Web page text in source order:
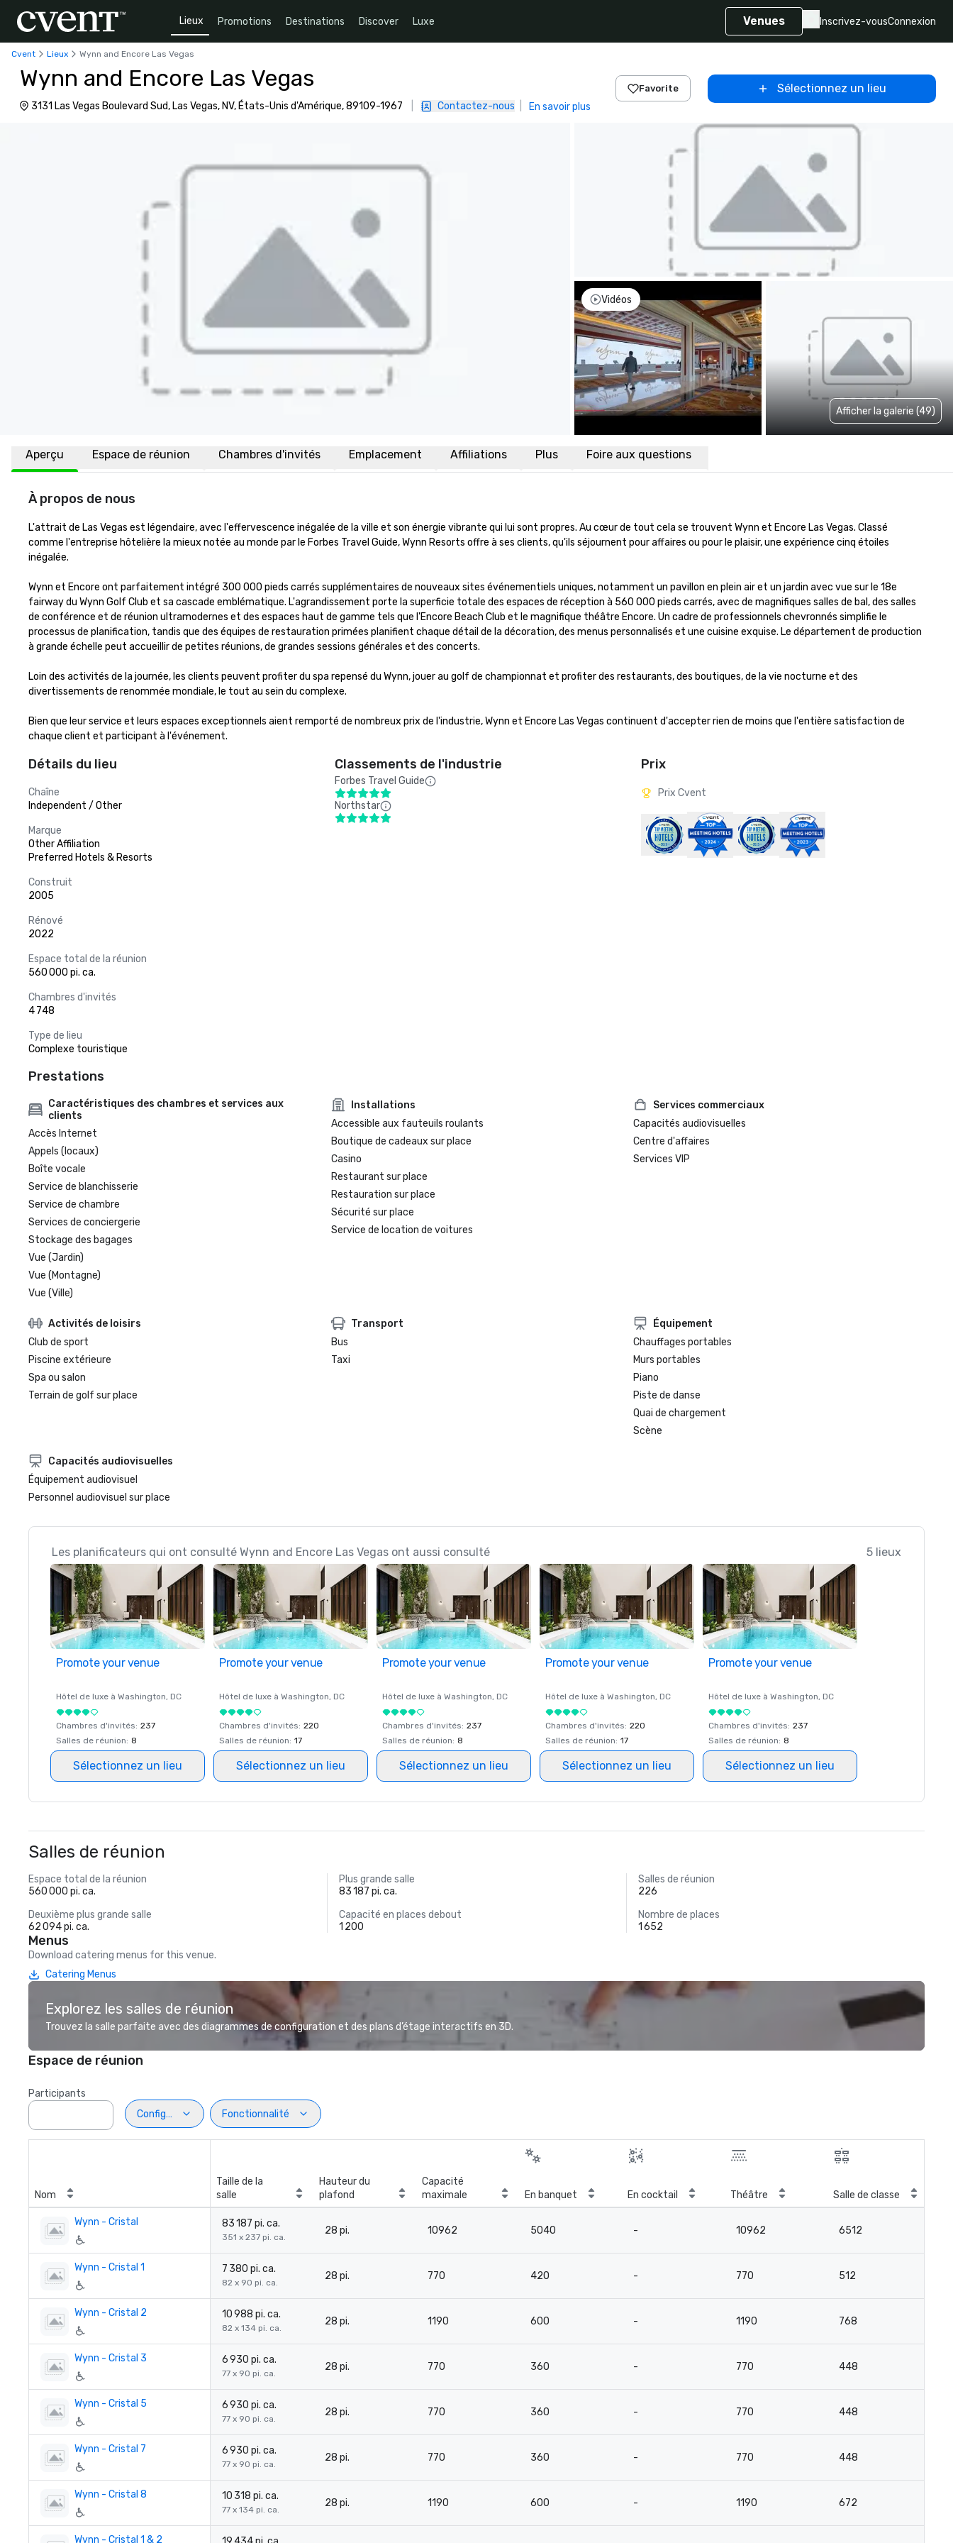
Lieux Promotions Destinations Discover Luxe Venues Inscrivez-vousConnexion
Cvent Lieux Wynn and Encore Las Vegas
Wynn and Encore Las Vegas
3131 Las Vegas Boulevard Sud, Las Vegas, NV, États-Unis d'Amérique, 89109-1967 Contactez-nous En savoir plus
Favorite Sélectionnez un lieu
Vidéos
Afficher la galerie (49)
Aperçu Espace de réunion Chambres d'invités Emplacement Affiliations Plus Foire aux questions
À propos de nous
L'attrait de Las Vegas est légendaire, avec l'effervescence inégalée de la ville et son énergie vibrante qui lui sont propres. Au cœur de tout cela se trouvent Wynn et Encore Las Vegas. Classé
comme l'entreprise hôtelière la mieux notée au monde par le Forbes Travel Guide, Wynn Resorts offre à ses clients, qu'ils séjournent pour affaires ou pour le plaisir, une expérience cinq étoiles
inégalée.
Wynn et Encore ont parfaitement intégré 300 000 pieds carrés supplémentaires de nouveaux sites événementiels uniques, notamment un pavillon en plein air et un jardin avec vue sur le 18e
fairway du Wynn Golf Club et sa cascade emblématique. L'agrandissement porte la superficie totale des espaces de réception à 560 000 pieds carrés, avec de magnifiques salles de bal, des salles
de conférence et de réunion ultramodernes et des espaces haut de gamme tels que l'Encore Beach Club et le magnifique théâtre Encore. Un cadre de professionnels chevronnés simplifie le
processus de planification, tandis que des équipes de restauration primées planifient chaque détail de la décoration, des menus personnalisés et une cuisine exquise. Le département de production
à grande échelle peut accueillir de petites réunions, de grandes sessions générales et des concerts.
Loin des activités de la journée, les clients peuvent profiter du spa repensé du Wynn, jouer au golf de championnat et profiter des restaurants, des boutiques, de la vie nocturne et des
divertissements de renommée mondiale, le tout au sein du complexe.
Bien que leur service et leurs espaces exceptionnels aient remporté de nombreux prix de l'industrie, Wynn et Encore Las Vegas continuent d'accepter rien de moins que l'entière satisfaction de
chaque client et participant à l'événement.
Détails du lieu
Chaîne
Independent / Other
Marque
Other Affiliation
Preferred Hotels & Resorts
Construit
2005
Rénové
2022
Espace total de la réunion
560 000 pi. ca.
Chambres d'invités
4 748
Type de lieu
Complexe touristique
Classements de l'industrie
Forbes Travel Guide
Northstar
Prix
Prix Cvent
Prestations
Caractéristiques des chambres et services aux
clients
Accès Internet
Appels (locaux)
Boîte vocale
Service de blanchisserie
Service de chambre
Services de conciergerie
Stockage des bagages
Vue (Jardin)
Vue (Montagne)
Vue (Ville)
Installations
Accessible aux fauteuils roulants
Boutique de cadeaux sur place
Casino
Restaurant sur place
Restauration sur place
Sécurité sur place
Service de location de voitures
Services commerciaux
Capacités audiovisuelles
Centre d'affaires
Services VIP
Activités de loisirs
Club de sport
Piscine extérieure
Spa ou salon
Terrain de golf sur place
Transport
Bus
Taxi
Équipement
Chauffages portables
Murs portables
Piano
Piste de danse
Quai de chargement
Scène
Capacités audiovisuelles
Équipement audiovisuel
Personnel audiovisuel sur place
Les planificateurs qui ont consulté Wynn and Encore Las Vegas ont aussi consulté 5 lieux
Promote your venue
Hôtel de luxe à Washington, DC
Chambres d'invités: 237
Salles de réunion: 8
Sélectionnez un lieu
Promote your venue
Hôtel de luxe à Washington, DC
Chambres d'invités: 220
Salles de réunion: 17
Sélectionnez un lieu
Promote your venue
Hôtel de luxe à Washington, DC
Chambres d'invités: 237
Salles de réunion: 8
Sélectionnez un lieu
Promote your venue
Hôtel de luxe à Washington, DC
Chambres d'invités: 220
Salles de réunion: 17
Sélectionnez un lieu
Promote your venue
Hôtel de luxe à Washington, DC
Chambres d'invités: 237
Salles de réunion: 8
Sélectionnez un lieu
Salles de réunion
Espace total de la réunion
560 000 pi. ca.
Plus grande salle
83 187 pi. ca.
Salles de réunion
226
Deuxième plus grande salle
62 094 pi. ca.
Capacité en places debout
1 200
Nombre de places
1 652
Menus
Download catering menus for this venue.
Catering Menus
Explorez les salles de réunion
Trouvez la salle parfaite avec des diagrammes de configuration et des plans d’étage interactifs en 3D.
Espace de réunion
Participants
Configuration
Fonctionnalité
Nom
Taille de la
salle
Hauteur du
plafond
Capacité
maximale
En banquet En cocktail Théâtre Salle de classe
Wynn - Cristal 83 187 pi. ca.
351 x 237 pi. ca.
28 pi. 10962 5040 - 10962 6512
Wynn - Cristal 1 7 380 pi. ca.
82 x 90 pi. ca.
28 pi. 770 420 - 770 512
Wynn - Cristal 2 10 988 pi. ca.
82 x 134 pi. ca.
28 pi. 1190 600 - 1190 768
Wynn - Cristal 3 6 930 pi. ca.
77 x 90 pi. ca.
28 pi. 770 360 - 770 448
Wynn - Cristal 5 6 930 pi. ca.
77 x 90 pi. ca.
28 pi. 770 360 - 770 448
Wynn - Cristal 7 6 930 pi. ca.
77 x 90 pi. ca.
28 pi. 770 360 - 770 448
Wynn - Cristal 8 10 318 pi. ca.
77 x 134 pi. ca.
28 pi. 1190 600 - 1190 672
Wynn - Cristal 1 & 2